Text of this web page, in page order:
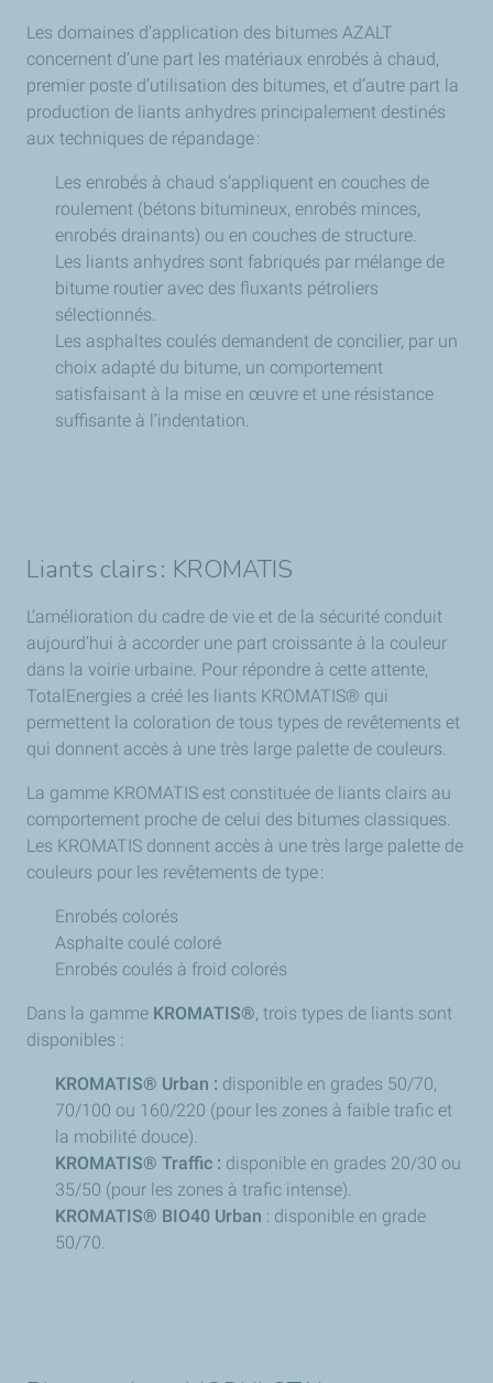
Les domaines d’application des bitumes AZALT
concernent d’une part les matériaux enrobés à chaud,
premier poste d’utilisation des bitumes, et d’autre part la
production de liants anhydres principalement destinés
aux techniques de répandage :
Les enrobés à chaud s’appliquent en couches de
roulement (bétons bitumineux, enrobés minces,
enrobés drainants) ou en couches de structure.
Les liants anhydres sont fabriqués par mélange de
bitume routier avec des fluxants pétroliers
sélectionnés.
Les asphaltes coulés demandent de concilier, par un
choix adapté du bitume, un comportement
satisfaisant à la mise en œuvre et une résistance
suffisante à l’indentation.
Liants clairs : KROMATIS
L’amélioration du cadre de vie et de la sécurité conduit
aujourd’hui à accorder une part croissante à la couleur
dans la voirie urbaine. Pour répondre à cette attente,
TotalEnergies a créé les liants KROMATIS® qui
permettent la coloration de tous types de revêtements et
qui donnent accès à une très large palette de couleurs.
La gamme KROMATIS est constituée de liants clairs au
comportement proche de celui des bitumes classiques.
Les KROMATIS donnent accès à une très large palette de
couleurs pour les revêtements de type :
Enrobés colorés
Asphalte coulé coloré
Enrobés coulés à froid colorés
Dans la gamme KROMATIS®, trois types de liants sont
disponibles :
KROMATIS® Urban : disponible en grades 50/70,
70/100 ou 160/220 (pour les zones à faible trafic et
la mobilité douce).
KROMATIS® Traffic : disponible en grades 20/30 ou
35/50 (pour les zones à trafic intense).
KROMATIS® BIO40 Urban : disponible en grade
50/70.